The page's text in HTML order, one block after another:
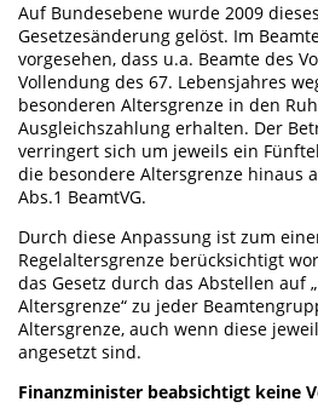
Auf Bundesebene wurde 2009
Gesetzesänderung gelöst. Im
vorgesehen, dass u.a. Beamte des
Vollendung des 67. Lebensjahres
besonderen Altersgrenze in den
Ausgleichszahlung erhalten. Der
verringert sich um jeweils ein
die besondere Altersgrenze hinaus
Abs.1 BeamtVG.
Durch diese Anpassung ist zum
Regelaltersgrenze berücksichtigt
das Gesetz durch das Abstellen auf
Altersgrenze“ zu jeder
Altersgrenze, auch wenn diese
angesetzt sind.
Finanzminister beabsichtigt keine